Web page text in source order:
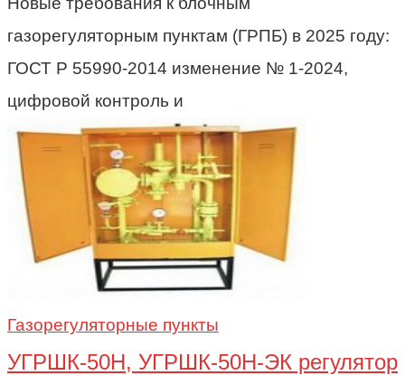
газорегуляторным пунктам (ГРПБ) в 2025 году:
ГОСТ Р 55990-2014 изменение № 1-2024,
цифровой контроль и
Газорегуляторные пункты
УГРШК-50Н, УГРШК-50Н-ЭК регулятор